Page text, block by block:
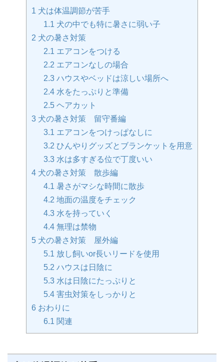
1 犬は体温調節が苦手
1.1 犬の中でも特に暑さに弱い子
2 犬の暑さ対策
2.1 エアコンをつける
2.2 エアコンなしの場合
2.3 ハウスやベッドは涼しい場所へ
2.4 水をたっぷりと準備
2.5 ヘアカット
3 犬の暑さ対策 留守番編
3.1 エアコンをつけっぱなしに
3.2 ひんやりグッズとブランケットを用意
3.3 水は多すぎる位で丁度いい
4 犬の暑さ対策 散歩編
4.1 暑さがマシな時間に散歩
4.2 地面の温度をチェック
4.3 水を持っていく
4.4 無理は禁物
5 犬の暑さ対策 屋外編
5.1 放し飼いor長いリードを使用
5.2 ハウスは日陰に
5.3 水は日陰にたっぷりと
5.4 害虫対策をしっかりと
6 おわりに
6.1 関連